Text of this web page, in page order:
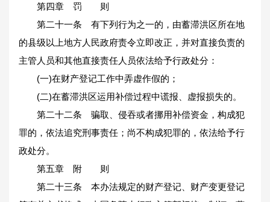
第四章 罚 则
第二十一条 有下列行为之一的，由蓄滞洪区所在地
的县级以上地方人民政府责令立即改正，并对直接负责的
主管人员和其他直接责任人员依法给予行政处分：
(一)在财产登记工作中弄虚作假的；
(二)在蓄滞洪区运用补偿过程中谎报、虚报损失的。
第二十二条 骗取、侵吞或者挪用补偿资金，构成犯
罪的，依法追究刑事责任；尚不构成犯罪的，依法给予行
政处分。
第五章 附 则
第二十三条 本办法规定的财产登记、财产变更登记